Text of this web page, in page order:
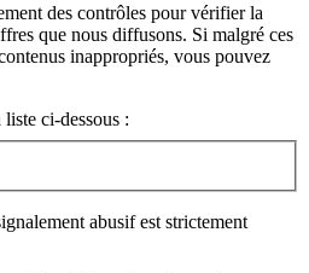
des contrôles pour vérifier la
que nous diffusons. Si malgré ces
inappropriés, vous pouvez
ci-dessous :
abusif est strictement